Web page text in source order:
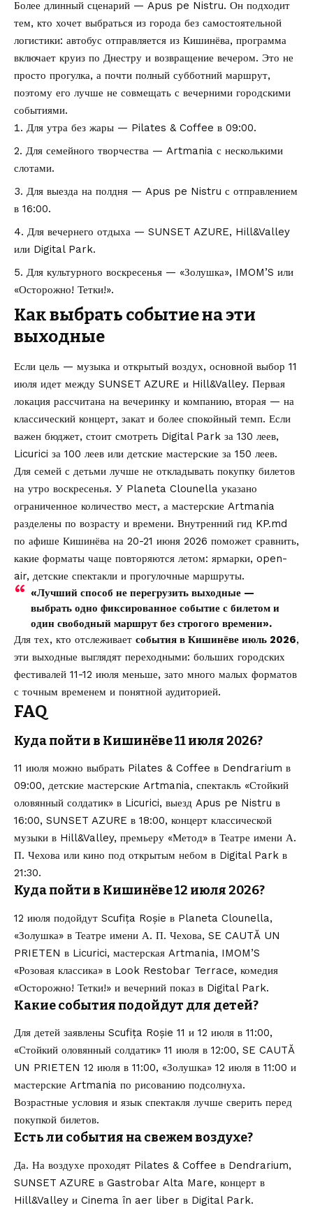
Более длинный сценарий — Apus pe Nistru. Он подходит
тем, кто хочет выбраться из города без самостоятельной
логистики: автобус отправляется из Кишинёва, программа
включает круиз по Днестру и возвращение вечером. Это не
просто прогулка, а почти полный субботний маршрут,
поэтому его лучше не совмещать с вечерними городскими
событиями.
Для утра без жары — Pilates & Coffee в 09:00.
Для семейного творчества — Artmania с несколькими
слотами.
Для выезда на полдня — Apus pe Nistru с отправлением
в 16:00.
Для вечернего отдыха — SUNSET AZURE, Hill&Valley
или Digital Park.
Для культурного воскресенья — «Золушка», IMOM’S или
«Осторожно! Тетки!».
Как выбрать событие на эти
выходные
Если цель — музыка и открытый воздух, основной выбор 11
июля идет между SUNSET AZURE и Hill&Valley. Первая
локация рассчитана на вечеринку и компанию, вторая — на
классический концерт, закат и более спокойный темп. Если
важен бюджет, стоит смотреть Digital Park за 130 леев,
Licurici за 100 леев или детские мастерские за 150 леев.
Для семей с детьми лучше не откладывать покупку билетов
на утро воскресенья. У Planeta Clounella указано
ограниченное количество мест, а мастерские Artmania
разделены по возрасту и времени. Внутренний гид KP.md
по афише Кишинёва на 20-21 июня 2026 поможет сравнить,
какие форматы чаще повторяются летом: ярмарки, open-
air, детские спектакли и прогулочные маршруты.
«Лучший способ не перегрузить выходные —
выбрать одно фиксированное событие с билетом и
один свободный маршрут без строгого времени».
Для тех, кто отслеживает события в Кишинёве июль 2026,
эти выходные выглядят переходными: больших городских
фестивалей 11-12 июля меньше, зато много малых форматов
с точным временем и понятной аудиторией.
FAQ
Куда пойти в Кишинёве 11 июля 2026?
11 июля можно выбрать Pilates & Coffee в Dendrarium в
09:00, детские мастерские Artmania, спектакль «Стойкий
оловянный солдатик» в Licurici, выезд Apus pe Nistru в
16:00, SUNSET AZURE в 18:00, концерт классической
музыки в Hill&Valley, премьеру «Метод» в Театре имени А.
П. Чехова или кино под открытым небом в Digital Park в
21:30.
Куда пойти в Кишинёве 12 июля 2026?
12 июля подойдут Scufița Roșie в Planeta Clounella,
«Золушка» в Театре имени А. П. Чехова, SE CAUTĂ UN
PRIETEN в Licurici, мастерская Artmania, IMOM’S
«Розовая классика» в Look Restobar Terrace, комедия
«Осторожно! Тетки!» и вечерний показ в Digital Park.
Какие события подойдут для детей?
Для детей заявлены Scufița Roșie 11 и 12 июля в 11:00,
«Стойкий оловянный солдатик» 11 июля в 12:00, SE CAUTĂ
UN PRIETEN 12 июля в 11:00, «Золушка» 12 июля в 11:00 и
мастерские Artmania по рисованию подсолнуха.
Возрастные условия и язык спектакля лучше сверить перед
покупкой билетов.
Есть ли события на свежем воздухе?
Да. На воздухе проходят Pilates & Coffee в Dendrarium,
SUNSET AZURE в Gastrobar Alta Mare, концерт в
Hill&Valley и Cinema în aer liber в Digital Park.